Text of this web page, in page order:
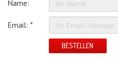
Name:
Email: *
BESTELLEN